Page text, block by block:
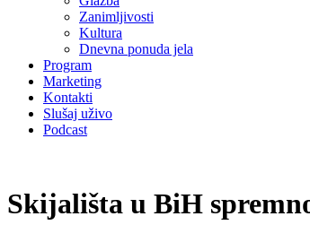
Zanimljivosti
Kultura
Dnevna ponuda jela
Program
Marketing
Kontakti
Slušaj uživo
Podcast
Skijališta u BiH